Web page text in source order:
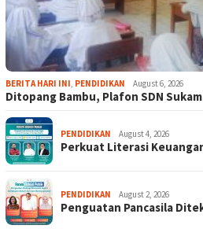
BERITA HARI INI, PENDIDIKAN August 6, 2026
Ditopang Bambu, Plafon SDN
PENDIDIKAN August 4, 2026
Perkuat Literasi
PENDIDIKAN August 2, 2026
Penguatan Pancasila